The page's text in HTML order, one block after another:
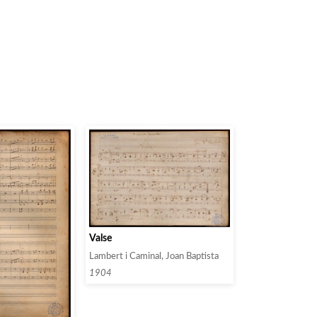
Valse
Lambert i Caminal, Joan Baptista
1904